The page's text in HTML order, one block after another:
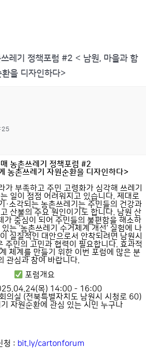
레기 정책포럼 #2 < 남원, 마을과 함
을 디자인하다>
농촌쓰레기 정책포럼 #2
농촌쓰레기 자원순환을 디자인하다>
가 부족하고 주민 고령화가 심각해 쓰레기
일이 점점 어려워지고 있습니다. 제대로
·소각되는 농촌쓰레기는 주민들의 건강과
산불의 주요 원인이기도 합니다. 남원 산
가 중심이 되어 주민들의 불편함을 해소하
는 ‘농촌쓰레기 수거체계 개선’ 실험에 나
실질적인 대안으로서 안착되려면 남원시
주민의 고민과 협력이 필요합니다. 효과적
체계를 만들기 위한 이번 포럼에 많은 분
관심과 참여 바랍니다.
포럼개요
목) 14:00 - 16:00
의실 (전북특별자치도 남원시 시청로 60)
자원순환에 관심 있는 시민 누구나
청 : bit.ly/cartonforum